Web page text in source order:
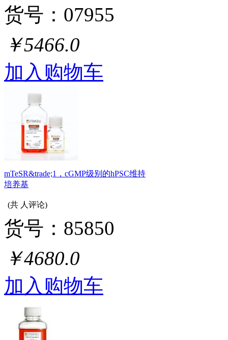
货号：07955
￥5466.0
加入购物车
mTeSR&trade;1，cGMP级别的hPSC维持
培养基
(共 人评论)
货号：85850
￥4680.0
加入购物车